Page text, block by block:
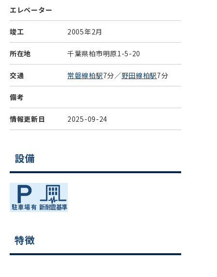
エレベーター
竣工 2005年2月
所在地 千葉県柏市明原1-5-20
交通 常磐線柏駅7分／野田線柏駅7分
備考
情報更新日 2025-09-24
設備
特徴